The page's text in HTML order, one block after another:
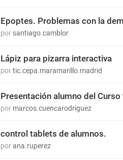
Epoptes. Problemas con la
por santiago.camblor
Lápiz para pizarra interactiva
portic.cepa.maramarillo.madrid
Presentación alumno del
por marcos.cuencarodriguez
control tablets de alumnos.
porana.ruperez